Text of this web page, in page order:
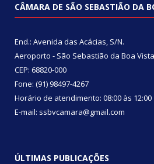
CÂMARA DE SÃO SEBASTIÃO DA
End.: Avenida das Acácias, S/N.
Aeroporto - São Sebastião da Boa
CEP: 68820-000
Fone: (91) 98497-4267
Horário de atendimento: 08:00 às 12:00
E-mail: ssbvcamara@gmail.com
ÚLTIMAS PUBLICAÇÕES